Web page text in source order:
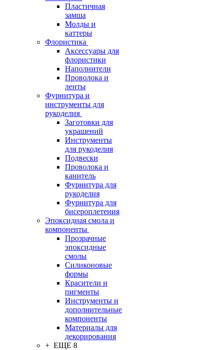
Пластичная
замша
Молды и
каттеры
Флористика
Аксессуары для
флористики
Наполнители
Проволока и
ленты
Фурнитура и
инструменты для
рукоделия
Заготовки для
украшений
Инструменты
для рукоделия
Подвески
Проволока и
канитель
Фурнитура для
рукоделия
Фурнитура для
бисероплетения
Эпоксидная смола и
компоненты
Прозрачные
эпоксидные
смолы
Силиконовые
формы
Красители и
пигменты
Инструменты и
дополнительные
компоненты
Материалы для
декорирования
+ ЕЩЕ 8